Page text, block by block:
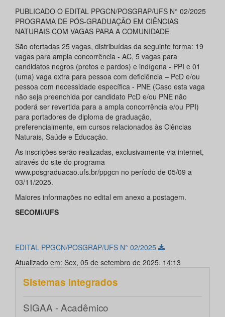
PUBLICADO O EDITAL PPGCN/POSGRAP/UFS N° 02/2025
PROGRAMA DE PÓS-GRADUAÇÃO EM CIÊNCIAS
NATURAIS COM VAGAS PARA A COMUNIDADE
São ofertadas 25 vagas, distribuídas da seguinte forma: 19
vagas para ampla concorrência - AC, 5 vagas para
candidatos negros (pretos e pardos) e indígena - PPI e 01
(uma) vaga extra para pessoa com deficiência – PcD e/ou
pessoa com necessidade específica - PNE (Caso esta vaga
não seja preenchida por candidato PcD e/ou PNE não
poderá ser revertida para a ampla concorrência e/ou PPI)
para portadores de diploma de graduação,
preferencialmente, em cursos relacionados às Ciências
Naturais, Saúde e Educação.
As inscrições serão realizadas, exclusivamente via internet,
através do site do programa
www.posgraduacao.ufs.br/ppgcn no período de 05/09 a
03/11/2025.
Maiores informações no edital em anexo a postagem.
SECOMI/UFS
EDITAL PPGCN/POSGRAP/UFS N° 02/2025
Atualizado em: Sex, 05 de setembro de 2025, 14:13
Sistemas integrados
SIGAA - Acadêmico